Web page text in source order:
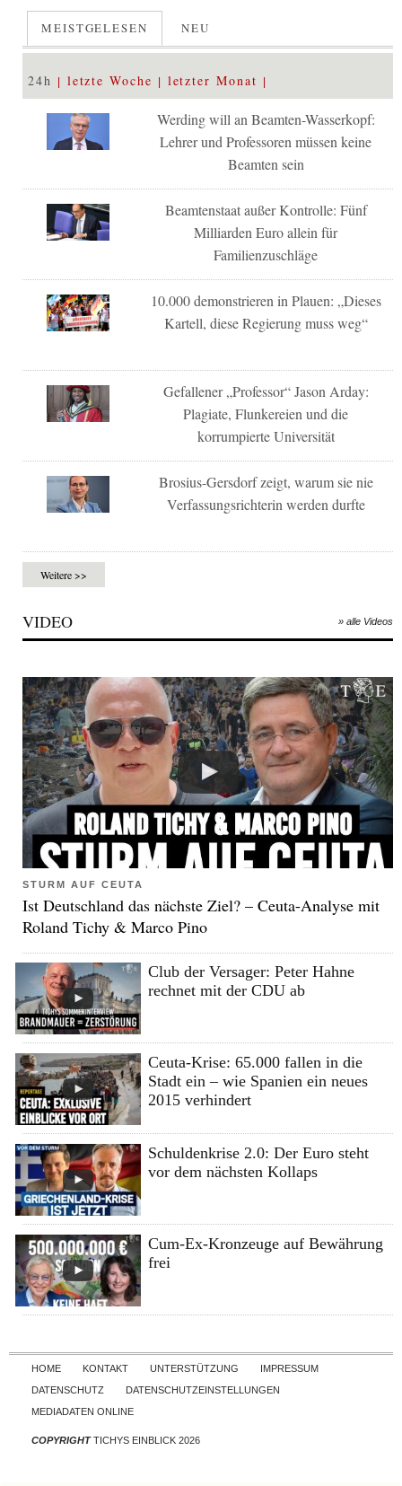
MEISTGELESEN NEU
24h letzte Woche letzter Monat
Werding will an Beamten-Wasserkopf:
Lehrer und Professoren müssen keine
Beamten sein
Beamtenstaat außer Kontrolle: Fünf
Milliarden Euro allein für
Familienzuschläge
10.000 demonstrieren in Plauen: „Dieses
Kartell, diese Regierung muss weg“
Gefallener „Professor“ Jason Arday:
Plagiate, Flunkereien und die
korrumpierte Universität
Brosius-Gersdorf zeigt, warum sie nie
Verfassungsrichterin werden durfte
Weitere >>
VIDEO » alle Videos
STURM AUF CEUTA
Ist Deutschland das nächste Ziel? – Ceuta-Analyse mit
Roland Tichy & Marco Pino
Club der Versager: Peter Hahne
rechnet mit der CDU ab
Ceuta-Krise: 65.000 fallen in die
Stadt ein – wie Spanien ein neues
2015 verhindert
Schuldenkrise 2.0: Der Euro steht
vor dem nächsten Kollaps
Cum-Ex-Kronzeuge auf Bewährung
frei
Skip to content
HOME KONTAKT UNTERSTÜTZUNG
IMPRESSUM
DATENSCHUTZ
DATENSCHUTZEINSTELLUNGEN
MEDIADATEN ONLINE
COPYRIGHTTICHYS EINBLICK 2026